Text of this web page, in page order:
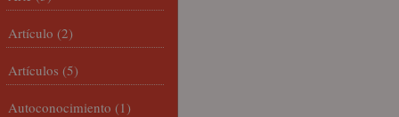
Artículo (2)
Artículos (5)
Autoconocimiento (1)